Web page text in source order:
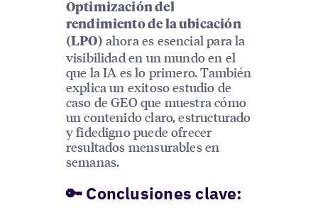
Optimización del
rendimiento de la ubicación
(LPO) ahora es esencial para la
visibilidad en un mundo en el
que la IA es lo primero. También
explica un exitoso estudio de
caso de GEO que muestra cómo
un contenido claro, estructurado
y fidedigno puede ofrecer
resultados mensurables en
semanas.
🔑 Conclusiones clave: